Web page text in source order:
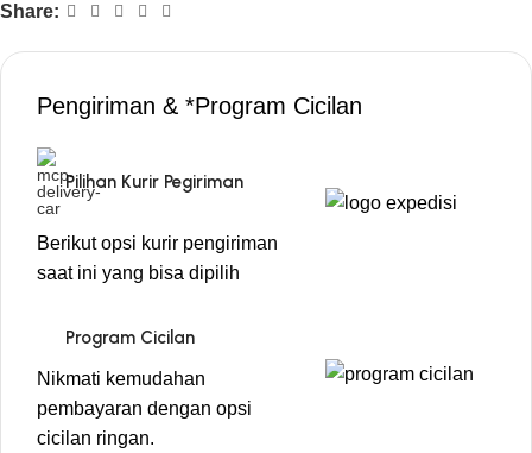
Share:
Pengiriman & *Program Cicilan
Pilihan Kurir Pegiriman
Berikut opsi kurir pengiriman
saat ini yang bisa dipilih
Program Cicilan
Nikmati kemudahan
pembayaran dengan opsi
cicilan ringan.